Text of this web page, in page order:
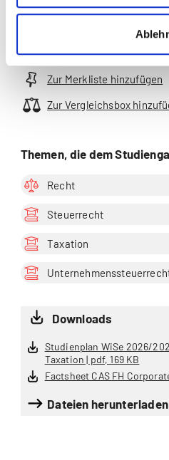
Recht |
Zur Merkliste hinzufügen
Zur Vergleichsbox
Themen, die dem
Recht
Steuerrecht
Taxation
Downloads
Studienplan WiSe 2026/
Taxation | pdf, 169 KB
Factsheet CAS FH
Dateien herunterladen